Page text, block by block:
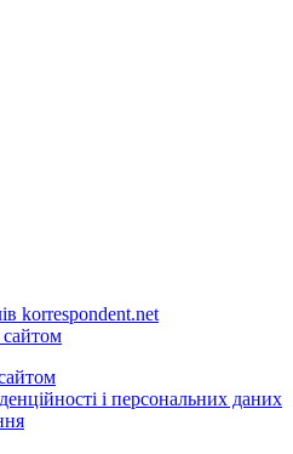
korrespondent.net
і персональних даних